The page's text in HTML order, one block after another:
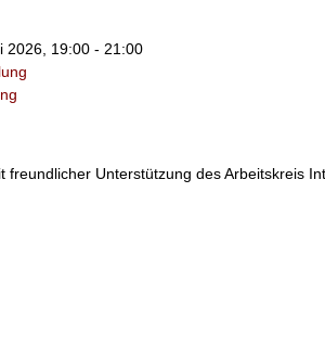
2026, 19:00 - 21:00
freundlicher Unterstützung des Arbeitskreis